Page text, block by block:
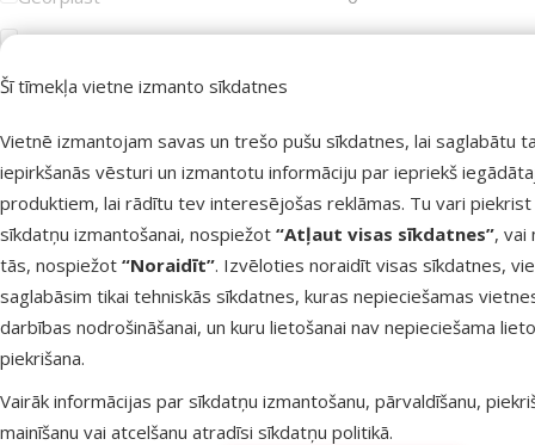
Šī tīmekļa vietne izmanto sīkdatnes
Vietnē izmantojam savas un trešo pušu sīkdatnes, lai saglabātu
iepirkšanās vēsturi un izmantotu informāciju par iepriekš
produktiem, lai rādītu tev interesējošas reklāmas. Tu vari piekrist
sīkdatņu izmantošanai, nospiežot “Atļaut visas sīkdatnes”, vai
tās, nospiežot “Noraidīt”. Izvēloties noraidīt visas sīkdatnes,
saglabāsim tikai tehniskās sīkdatnes, kuras nepieciešamas
darbības nodrošināšanai, un kuru lietošanai nav nepieciešama
piekrišana.
Vairāk informācijas par sīkdatņu izmantošanu, pārvaldīšanu,
mainīšanu vai atcelšanu atradīsi sīkdatņu politikā.
GimDog
0
Groom Professional
Juwel
0
KAY
0
KONG
0
Lets Play
0
Magic Cat
0
Marina
0